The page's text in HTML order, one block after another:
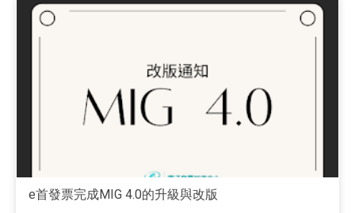
e首發票完成MIG 4.0的升級與改版